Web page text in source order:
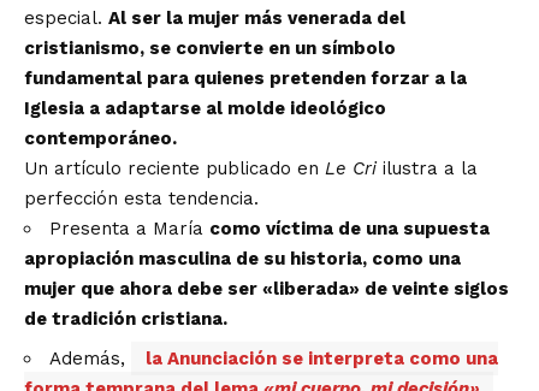
especial. Al ser la mujer más venerada del
cristianismo, se convierte en un símbolo
fundamental para quienes pretenden forzar a la
Iglesia a adaptarse al molde ideológico
contemporáneo.
Un artículo reciente publicado en Le Cri ilustra a la
perfección esta tendencia.
Presenta a María como víctima de una supuesta
apropiación masculina de su historia, como una
mujer que ahora debe ser «liberada» de veinte siglos
de tradición cristiana.
Además,
la Anunciación se interpreta como una